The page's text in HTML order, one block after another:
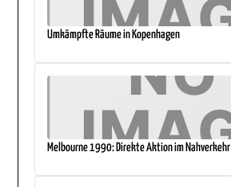
Umkämpfte Räume in Kopenhagen
Melbourne 1990: Direkte Aktion im Nahverkehr